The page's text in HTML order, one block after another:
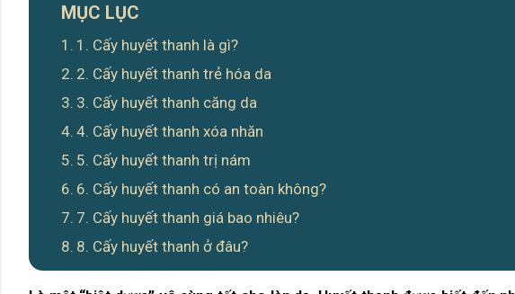
MỤC LỤC
1. Cấy huyết thanh là gì?
2. Cấy huyết thanh trẻ hóa da
3. Cấy huyết thanh căng da
4. Cấy huyết thanh xóa nhăn
5. Cấy huyết thanh trị nám
6. Cấy huyết thanh có an toàn không?
7. Cấy huyết thanh giá bao nhiêu?
8. Cấy huyết thanh ở đâu?